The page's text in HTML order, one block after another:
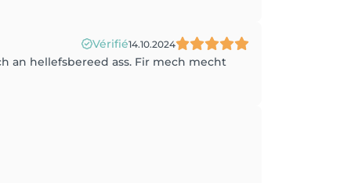
Vérifié14.10.2024
an hellefsbereed ass. Fir mech mecht